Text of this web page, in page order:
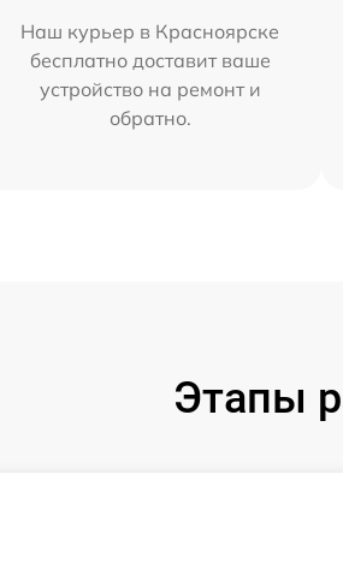
Наш курьер в Красноярске
бесплатно доставит ваше
устройство на ремонт и
обратно.
Этапы